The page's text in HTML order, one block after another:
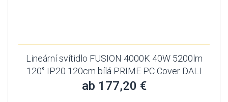
Lineární svítidlo FUSION 4000K 40W 5200lm
120° IP20 120cm bílá PRIME PC Cover DALI
ab 177,20 €